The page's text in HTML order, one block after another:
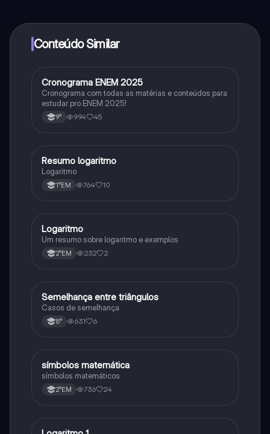
Conteúdo Similar
Português
Cronograma ENEM 2025
Cronograma com todas as matérias e conteúdos para
estudar pro ENEM 2025!
9° 994 45
Matematica
Resumo logaritmo
Logaritmo
1°EM 764 10
Matematica
Logaritmo
Um resumo sobre logaritmo e exemplos
2°EM 232 2
Matematica
Semelhança entre triângulos
Casos de semelhança
8° 631 6
Matematica
símbolos matemática
símbolos matemáticos
2°EM 736 24